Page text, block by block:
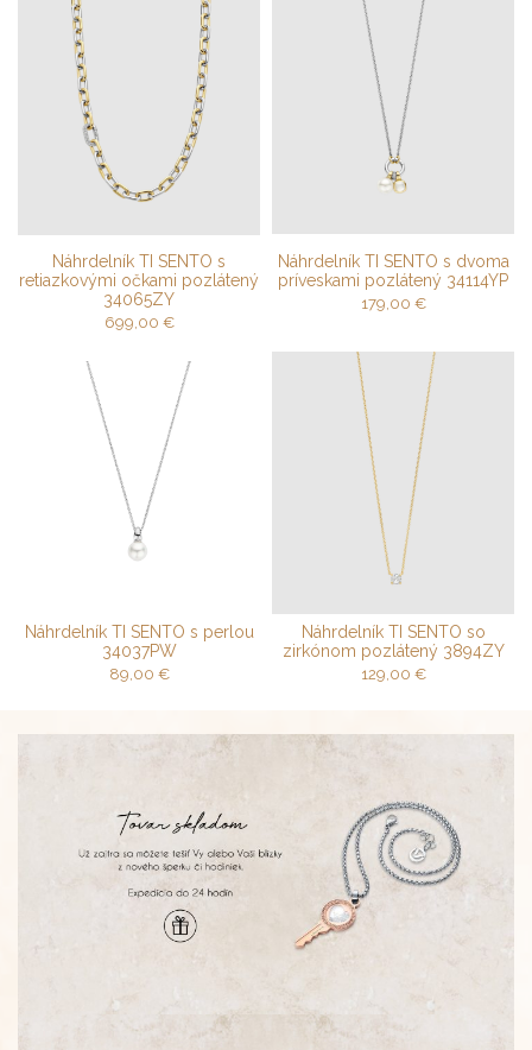
Náhrdelník TI SENTO s
retiazkovými očkami pozlátený
34065ZY
699,00 €
Náhrdelník TI SENTO s dvoma
príveskami pozlátený 34114YP
179,00 €
Náhrdelník TI SENTO s perlou
34037PW
89,00 €
Náhrdelník TI SENTO so
zirkónom pozlátený 3894ZY
129,00 €